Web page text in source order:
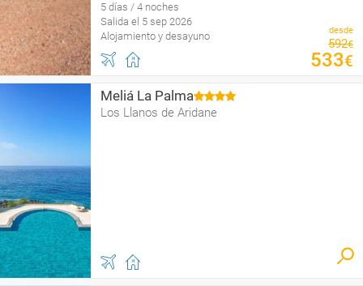
5 días / 4 noches
Salida el 5 sep 2026
Alojamiento y desayuno
desde
592€
533€
Meliá La Palma
Los Llanos de Aridane